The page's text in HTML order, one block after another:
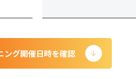
ング開催日時を確認